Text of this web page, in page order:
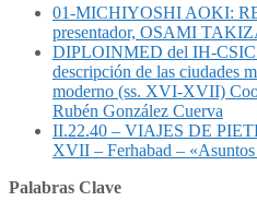
01-MICHIYOSHI AOKI:
presentador, OSAMI
DIPLOINMED del IH-CSIC
descripción de las ciudades
moderno (ss. XVI-XVII)
Rubén González Cuerva
II.22.40 – VIAJES DE
XVII – Ferhabad –
Palabras Clave